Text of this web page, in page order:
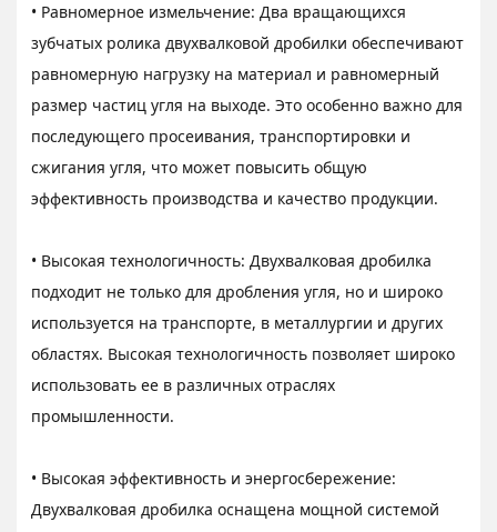
• Равномерное измельчение: Два вращающихся
зубчатых ролика двухвалковой дробилки обеспечивают
равномерную нагрузку на материал и равномерный
размер частиц угля на выходе. Это особенно важно для
последующего просеивания, транспортировки и
сжигания угля, что может повысить общую
эффективность производства и качество продукции.
• Высокая технологичность: Двухвалковая дробилка
подходит не только для дробления угля, но и широко
используется на транспорте, в металлургии и других
областях. Высокая технологичность позволяет широко
использовать ее в различных отраслях
промышленности.
• Высокая эффективность и энергосбережение:
Двухвалковая дробилка оснащена мощной системой